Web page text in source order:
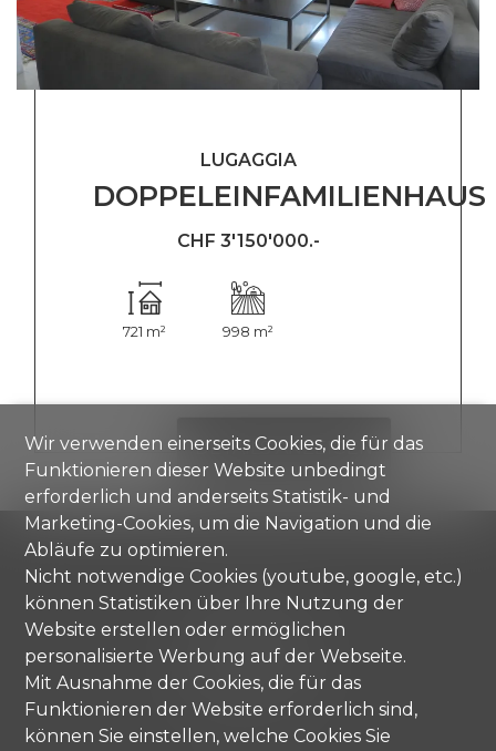
DOPPELEINFAMILIENHAUS
LUGAGGIA
CHF 3'150'000.-
721 m² 998 m²
DETAILS ANZEIGEN
Comisa SA
Strada di Gandria 4
6976 Castagnola
Tel. +41 91 971 67 00
info@comisa.ch
Wir verwenden einerseits Cookies, die für das
Funktionieren dieser Website unbedingt
erforderlich und anderseits Statistik- und
Marketing-Cookies, um die Navigation und die
Abläufe zu optimieren.
Nicht notwendige Cookies (youtube, google, etc.)
können Statistiken über Ihre Nutzung der
Website erstellen oder ermöglichen
personalisierte Werbung auf der Webseite.
Mit Ausnahme der Cookies, die für das
Funktionieren der Website erforderlich sind,
können Sie einstellen, welche Cookies Sie